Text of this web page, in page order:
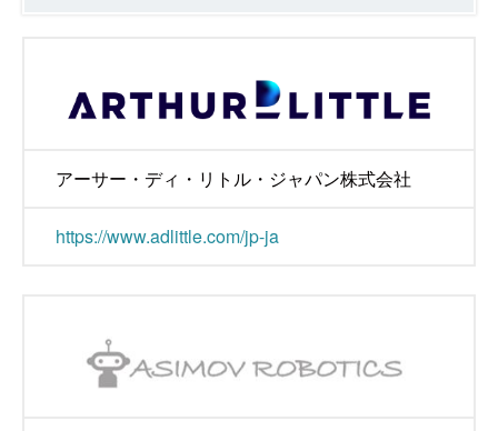
アーサー・ディ・リトル・ジャパン株式会社
https://www.adlittle.com/jp-ja